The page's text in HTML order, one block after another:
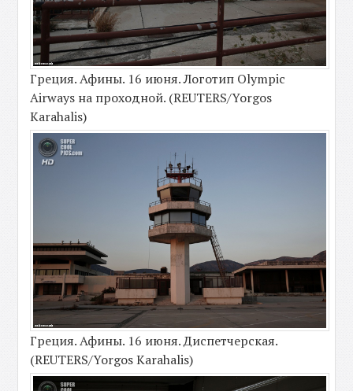
Греция. Афины. 16 июня. Логотип Olympic
Airways на проходной. (REUTERS/Yorgos
Karahalis)
Греция. Афины. 16 июня. Диспетчерская.
(REUTERS/Yorgos Karahalis)